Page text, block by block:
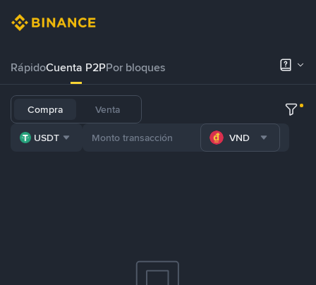
RápidoCuenta P2PPor bloques
Compra Venta
USDT VND